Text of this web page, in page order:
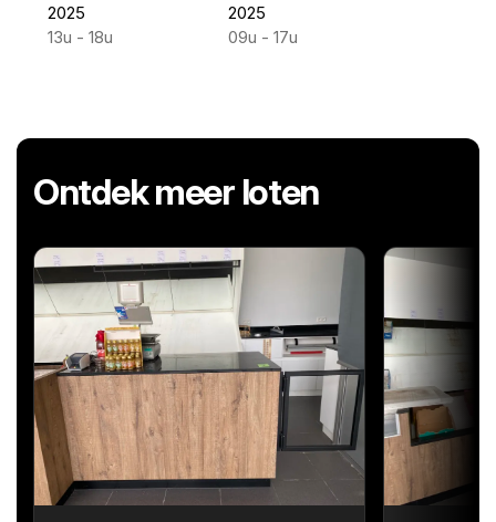
2025
13u - 18u
2025
09u - 17u
Ontdek meer loten